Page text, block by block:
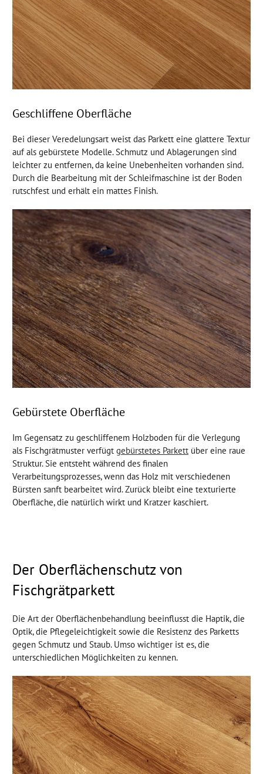
Geschliffene Oberfläche
Bei dieser Veredelungsart weist das Parkett eine glattere Textur
auf als gebürstete Modelle. Schmutz und Ablagerungen sind
leichter zu entfernen, da keine Unebenheiten vorhanden sind.
Durch die Bearbeitung mit der Schleifmaschine ist der Boden
rutschfest und erhält ein mattes Finish.
Gebürstete Oberfläche
Im Gegensatz zu geschliffenem Holzboden für die Verlegung
als Fischgrätmuster verfügt gebürstetes Parkett über eine raue
Struktur. Sie entsteht während des finalen
Verarbeitungsprozesses, wenn das Holz mit verschiedenen
Bürsten sanft bearbeitet wird. Zurück bleibt eine texturierte
Oberfläche, die natürlich wirkt und Kratzer kaschiert.
Der Oberflächenschutz von
Fischgrätparkett
Die Art der Oberflächenbehandlung beeinflusst die Haptik, die
Optik, die Pflegeleichtigkeit sowie die Resistenz des Parketts
gegen Schmutz und Staub. Umso wichtiger ist es, die
unterschiedlichen Möglichkeiten zu kennen.